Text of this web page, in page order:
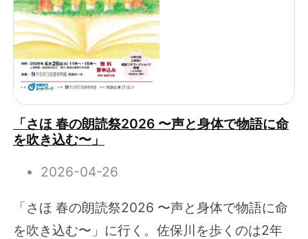
「さほ 春の朗読祭2026 〜声と身体で物語に命
を吹き込む〜」
2026-04-26
「さほ 春の朗読祭2026 〜声と身体で物語に命
を吹き込む〜」に行く。佐保川を歩くのは2年